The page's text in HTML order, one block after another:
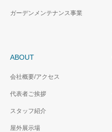
ガーデンメンテナンス事業
ABOUT
会社概要/アクセス
代表者ご挨拶
スタッフ紹介
屋外展示場